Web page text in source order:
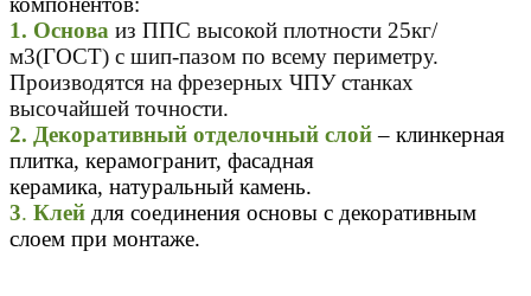
1. Основа из ППС высокой плотности 25кг/
м3(ГОСТ) с шип-пазом по всему периметру.
Производятся на фрезерных ЧПУ станках
высочайшей точности.
2. Декоративный отделочный слой – клинкерная
плитка, керамогранит, фасадная
керамика, натуральный камень.
3. Клей для соединения основы с декоративным
слоем при монтаже.